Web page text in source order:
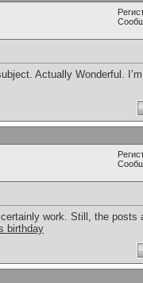
Actually Wonderful.
work. Still, the posts
birthday